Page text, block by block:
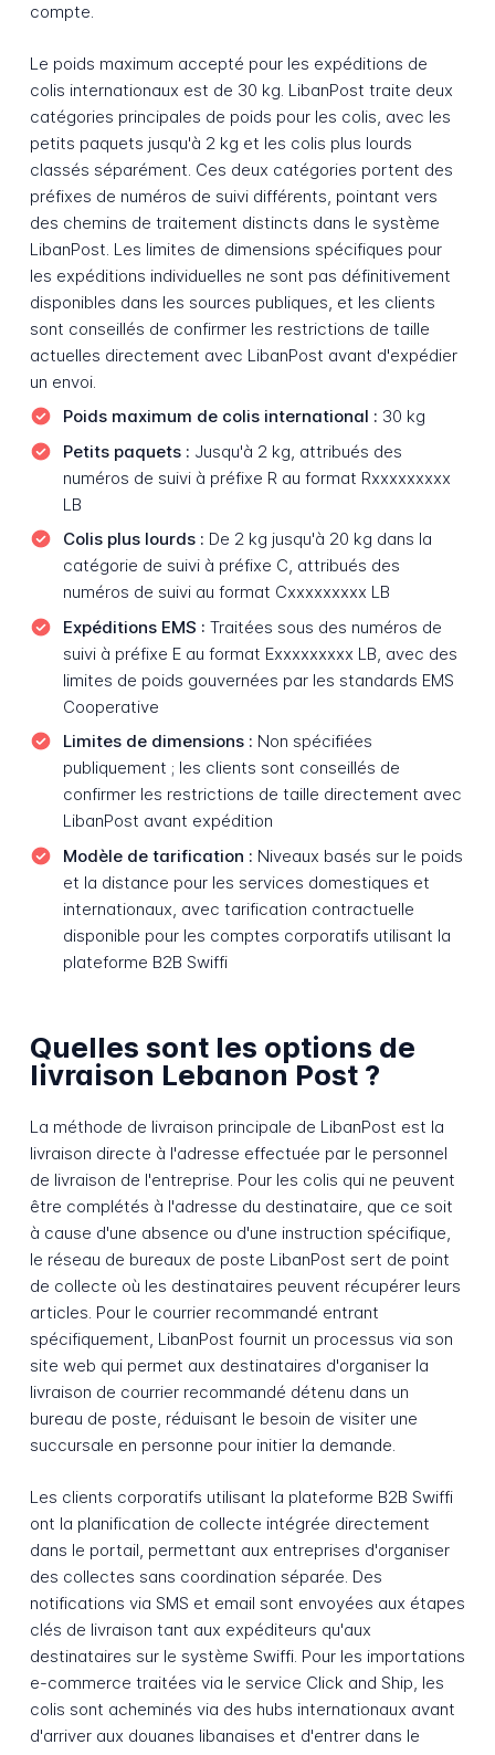
compte.
Le poids maximum accepté pour les expéditions de
colis internationaux est de 30 kg. LibanPost traite deux
catégories principales de poids pour les colis, avec les
petits paquets jusqu'à 2 kg et les colis plus lourds
classés séparément. Ces deux catégories portent des
préfixes de numéros de suivi différents, pointant vers
des chemins de traitement distincts dans le système
LibanPost. Les limites de dimensions spécifiques pour
les expéditions individuelles ne sont pas définitivement
disponibles dans les sources publiques, et les clients
sont conseillés de confirmer les restrictions de taille
actuelles directement avec LibanPost avant d'expédier
un envoi.
Poids maximum de colis international : 30 kg
Petits paquets : Jusqu'à 2 kg, attribués des
numéros de suivi à préfixe R au format Rxxxxxxxxx
LB
Colis plus lourds : De 2 kg jusqu'à 20 kg dans la
catégorie de suivi à préfixe C, attribués des
numéros de suivi au format Cxxxxxxxxx LB
Expéditions EMS : Traitées sous des numéros de
suivi à préfixe E au format Exxxxxxxxx LB, avec des
limites de poids gouvernées par les standards EMS
Cooperative
Limites de dimensions : Non spécifiées
publiquement ; les clients sont conseillés de
confirmer les restrictions de taille directement avec
LibanPost avant expédition
Modèle de tarification : Niveaux basés sur le poids
et la distance pour les services domestiques et
internationaux, avec tarification contractuelle
disponible pour les comptes corporatifs utilisant la
plateforme B2B Swiffi
Quelles sont les options de
livraison Lebanon Post ?
La méthode de livraison principale de LibanPost est la
livraison directe à l'adresse effectuée par le personnel
de livraison de l'entreprise. Pour les colis qui ne peuvent
être complétés à l'adresse du destinataire, que ce soit
à cause d'une absence ou d'une instruction spécifique,
le réseau de bureaux de poste LibanPost sert de point
de collecte où les destinataires peuvent récupérer leurs
articles. Pour le courrier recommandé entrant
spécifiquement, LibanPost fournit un processus via son
site web qui permet aux destinataires d'organiser la
livraison de courrier recommandé détenu dans un
bureau de poste, réduisant le besoin de visiter une
succursale en personne pour initier la demande.
Les clients corporatifs utilisant la plateforme B2B Swiffi
ont la planification de collecte intégrée directement
dans le portail, permettant aux entreprises d'organiser
des collectes sans coordination séparée. Des
notifications via SMS et email sont envoyées aux étapes
clés de livraison tant aux expéditeurs qu'aux
destinataires sur le système Swiffi. Pour les importations
e-commerce traitées via le service Click and Ship, les
colis sont acheminés via des hubs internationaux avant
d'arriver aux douanes libanaises et d'entrer dans le